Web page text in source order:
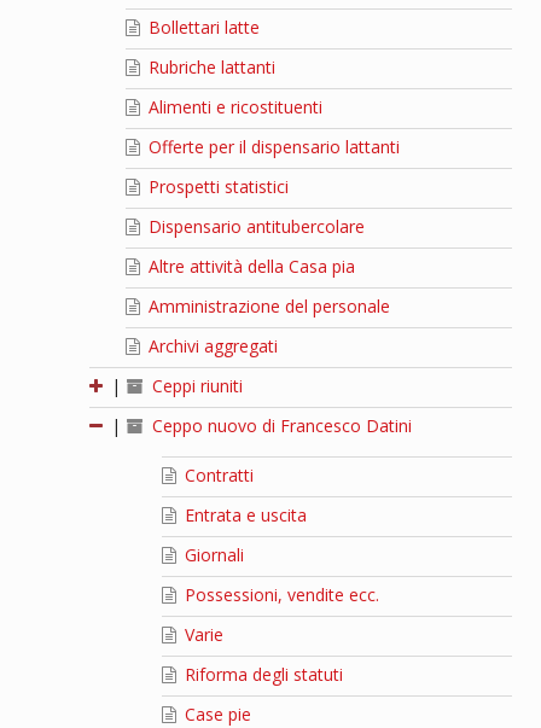
Bollettari latte
Rubriche lattanti
Alimenti e ricostituenti
Offerte per il dispensario lattanti
Prospetti statistici
Dispensario antitubercolare
Altre attività della Casa pia
Amministrazione del personale
Archivi aggregati
|
Ceppi riuniti
|
Ceppo nuovo di Francesco Datini
Contratti
Entrata e uscita
Giornali
Possessioni, vendite ecc.
Varie
Riforma degli statuti
Case pie